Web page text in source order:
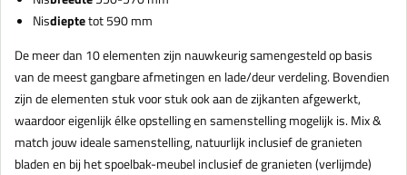
Nisdieptetot 590 mm
De meer dan 10 elementen zijn nauwkeurig samengesteld op basis
van de meest gangbare afmetingen en lade/deur verdeling. Bovendien
zijn de elementen stuk voor stuk ook aan de zijkanten afgewerkt,
waardoor eigenlijk élke opstelling en samenstelling mogelijk is. Mix &
match jouw ideale samenstelling, natuurlijk inclusief de granieten
bladen en bij het spoelbak-meubel inclusief de granieten (verlijmde)